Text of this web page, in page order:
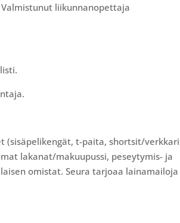
liikunnanopettaja
(sisäpelikengät, t-paita, shortsit/
lakanat/makuupussi, peseytymis- ja
omistat. Seura tarjoaa lainamailoja